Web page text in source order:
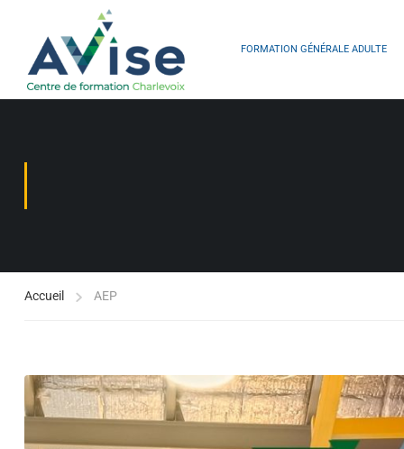
FORMATION GÉNÉRALE ADULTE
Accueil AEP